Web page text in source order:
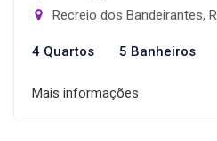
Recreio dos Bandeirantes,
4 Quartos 5 Banheiros
Mais informações